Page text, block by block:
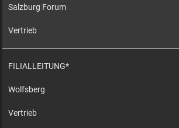
Salzburg Forum
Vertrieb
FILIALLEITUNG*
Wolfsberg
Vertrieb